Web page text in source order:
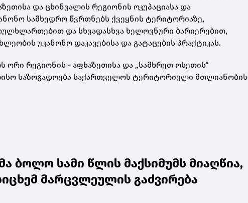
და ცხინვალის რეგიონის ოკუპაციასა და
სამხედრო წვრთნებს ქვეყნის ტერიტორიაზე,
და სხვადასხვა ხელოვნური ბარიერებით,
უკანონო დაკავებისა და გატაცების პრაქტიკას.
რეგიონის - აფხაზეთისა და „სამხრეთ ოსეთის“
საზოგადოება საქართველოს ტერიტორიული მთლიანობის
ბოლო სამი წლის მაქსიმუმს მიაღწია,
მარცვლეულის გაძვირება